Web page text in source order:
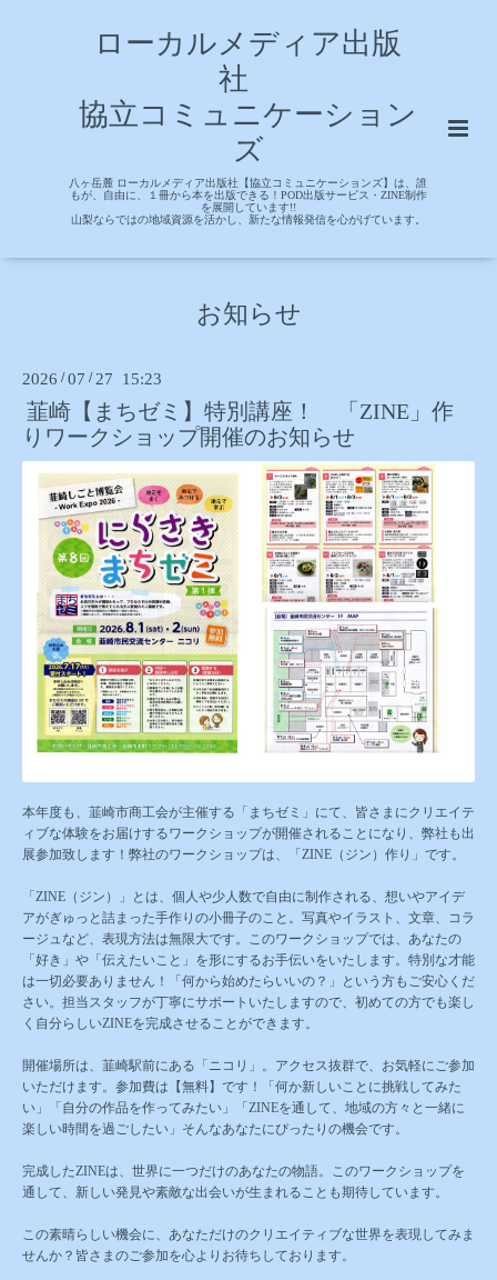
ローカルメディア出版
社
協立コミュニケーション
ズ
八ヶ岳麓 ローカルメディア出版社【協立コミュニケーションズ】は、誰
もが、自由に、１冊から本を出版できる！POD出版サービス・ZINE制作
を展開しています!!
山梨ならではの地域資源を活かし、新たな情報発信を心がげています。
お知らせ
2026 /07 / 27 15:23
韮崎【まちゼミ】特別講座！ 「ZINE」作
りワークショップ開催のお知らせ
本年度も、韮崎市商工会が主催する「まちゼミ」にて、皆さまにクリエイテ
ィブな体験をお届けするワークショップが開催されることになり、弊社も出
展参加致します！弊社のワークショップは、「ZINE（ジン）作り」です。
「ZINE（ジン）」とは、個人や少人数で自由に制作される、想いやアイデ
アがぎゅっと詰まった手作りの小冊子のこと。写真やイラスト、文章、コラ
ージュなど、表現方法は無限大です。このワークショップでは、あなたの
「好き」や「伝えたいこと」を形にするお手伝いをいたします。特別な才能
は一切必要ありません！「何から始めたらいいの？」という方もご安心くだ
さい。担当スタッフが丁寧にサポートいたしますので、初めての方でも楽し
く自分らしいZINEを完成させることができます。
開催場所は、韮崎駅前にある「ニコリ」。アクセス抜群で、お気軽にご参加
いただけます。参加費は【無料】です！「何か新しいことに挑戦してみた
い」「自分の作品を作ってみたい」「ZINEを通して、地域の方々と一緒に
楽しい時間を過ごしたい」そんなあなたにぴったりの機会です。
完成したZINEは、世界に一つだけのあなたの物語。このワークショップを
通して、新しい発見や素敵な出会いが生まれることも期待しています。
この素晴らしい機会に、あなただけのクリエイティブな世界を表現してみま
せんか？皆さまのご参加を心よりお待ちしております。